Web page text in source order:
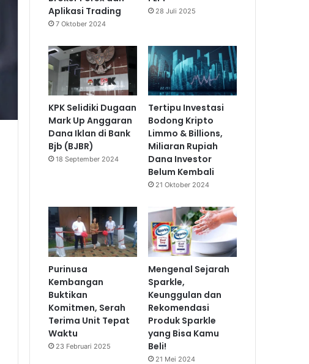
Aplikasi Trading
7 Oktober 2024
28 Juli 2025
KPK Selidiki Dugaan
Mark Up Anggaran
Dana Iklan di Bank
Bjb (BJBR)
18 September 2024
Tertipu Investasi
Bodong Kripto
Limmo & Billions,
Miliaran Rupiah
Dana Investor
Belum Kembali
21 Oktober 2024
Purinusa
Kembangan
Buktikan
Komitmen, Serah
Terima Unit Tepat
Waktu
23 Februari 2025
Mengenal Sejarah
Sparkle,
Keunggulan dan
Rekomendasi
Produk Sparkle
yang Bisa Kamu
Beli!
21 Mei 2024